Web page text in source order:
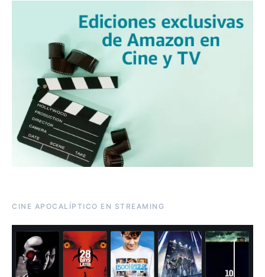
CINE APOCALÍPTICO EN STREAMING